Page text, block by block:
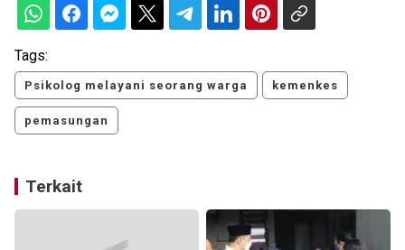
Tags:
Psikolog melayani seorang warga kemenkes
pemasungan
Terkait